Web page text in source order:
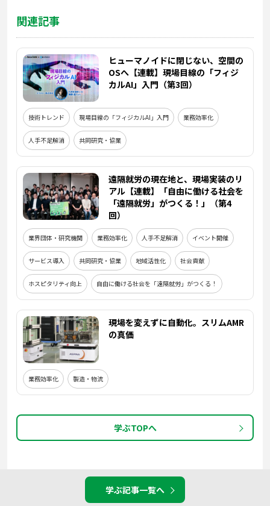
関連記事
ヒューマノイドに閉じない、空間の
OSへ【連載】現場目線の「フィジ
カルAI」入門（第3回）
技術トレンド 現場目線の「フィジカルAI」入門 業務効率化
人手不足解消 共同研究・協業
遠隔就労の現在地と、現場実装のリ
アル【連載】「自由に働ける社会を
「遠隔就労」がつくる！」（第4
回）
業界団体・研究機関 業務効率化 人手不足解消 イベント開催
サービス導入 共同研究・協業 地域活性化 社会貢献
ホスピタリティ向上 自由に働ける社会を「遠隔就労」がつくる！
現場を変えずに自動化。スリムAMR
の真価
業務効率化 製造・物流
学ぶTOPへ
学ぶ記事一覧へ